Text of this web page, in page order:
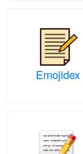
Emojidex